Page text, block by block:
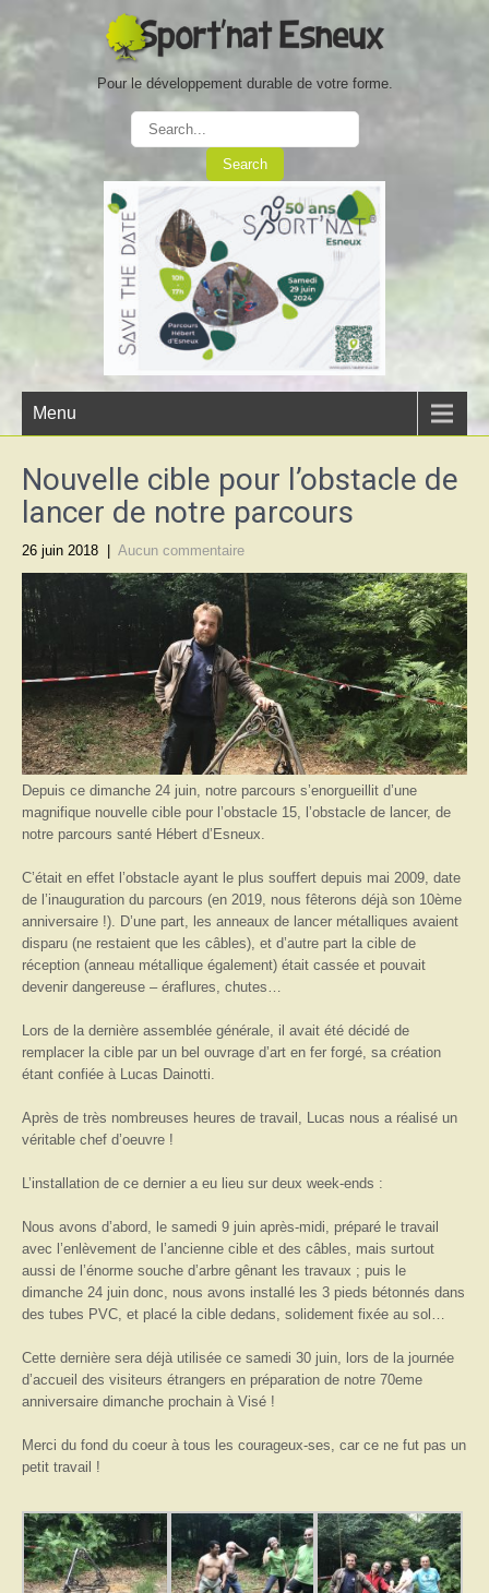
Pour le développement durable de votre forme.
Menu
Nouvelle cible pour l’obstacle de
lancer de notre parcours
26 juin 2018 Aucun commentaire
Depuis ce dimanche 24 juin, notre parcours s’enorgueillit d’une
magnifique nouvelle cible pour l’obstacle 15, l’obstacle de lancer, de
notre parcours santé Hébert d’Esneux.
C’était en effet l’obstacle ayant le plus souffert depuis mai 2009, date
de l’inauguration du parcours (en 2019, nous fêterons déjà son 10ème
anniversaire !). D’une part, les anneaux de lancer métalliques avaient
disparu (ne restaient que les câbles), et d’autre part la cible de
réception (anneau métallique également) était cassée et pouvait
devenir dangereuse – éraflures, chutes…
Lors de la dernière assemblée générale, il avait été décidé de
remplacer la cible par un bel ouvrage d’art en fer forgé, sa création
étant confiée à Lucas Dainotti.
Après de très nombreuses heures de travail, Lucas nous a réalisé un
véritable chef d’oeuvre !
L’installation de ce dernier a eu lieu sur deux week-ends :
Nous avons d’abord, le samedi 9 juin après-midi, préparé le travail
avec l’enlèvement de l’ancienne cible et des câbles, mais surtout
aussi de l’énorme souche d’arbre gênant les travaux ; puis le
dimanche 24 juin donc, nous avons installé les 3 pieds bétonnés dans
des tubes PVC, et placé la cible dedans, solidement fixée au sol…
Cette dernière sera déjà utilisée ce samedi 30 juin, lors de la journée
d’accueil des visiteurs étrangers en préparation de notre 70eme
anniversaire dimanche prochain à Visé !
Merci du fond du coeur à tous les courageux-ses, car ce ne fut pas un
petit travail !